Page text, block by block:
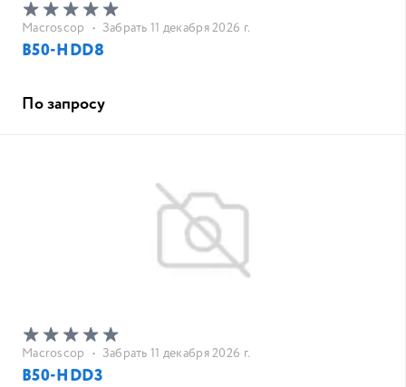
Macroscop • Забрать 11 декабря 2026 г.
B50-HDD8
По запросу
Macroscop • Забрать 11 декабря 2026 г.
B50-HDD3